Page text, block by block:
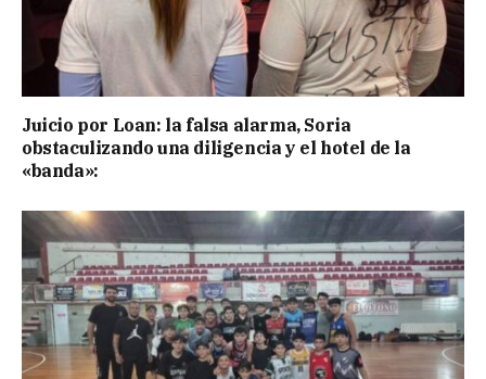
Juicio por Loan: la falsa alarma, Soria
obstaculizando una diligencia y el hotel de la
«banda»: